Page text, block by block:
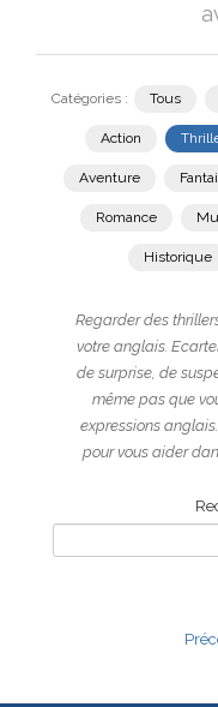
Catégories : Tous
Action
Aventure
Romance
Historique
Regarder des
votre anglais.
de surprise, de
même pas que
expressions
pour vous aider